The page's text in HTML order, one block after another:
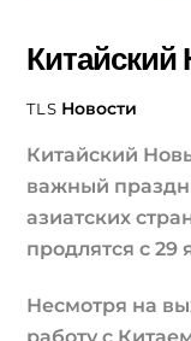
TLS Новости
Китайский
важный
азиатских
продлятся с 29
Несмотря на